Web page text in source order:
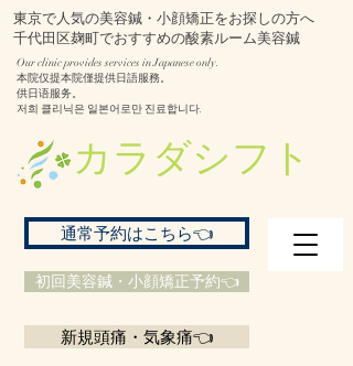
東京で人気の美容鍼・小顔矯正をお探しの方へ
千代田区麹町でおすすめの酸素ルーム美容鍼
​カラダシフト
初回美容鍼・小顔矯正予約👈
通常予約はこちら👈
新規頭痛・気象痛👈
Our clinic provides services in Japanese only.
本院仅提本院僅提供日語服務。
供日语服务。
저희 클리닉은 일본어로만 진료합니다.